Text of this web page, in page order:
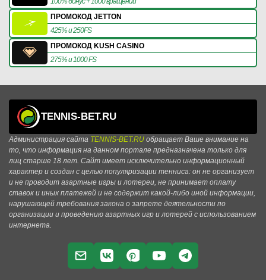
ПРОМОКОД JETTON
425% и 250FS
ПРОМОКОД KUSH CASINO
275% и 1000 FS
TENNIS-BET.RU
Администрация сайта TENNIS-BET.RU обращает Ваше внимание на
то, что информация на данном портале предназначена только для
лиц старше 18 лет. Сайт имеет исключительно информационный
характер и создан с целью популяризации тенниса: он не организует
и не проводит азартные игры и лотереи, не принимает оплату
ставок и иных платежей и не содержит какой-либо иной информации,
нарушающей требования закона о запрете деятельности по
организации и проведению азартных игр и лотерей с использованием
интернета.